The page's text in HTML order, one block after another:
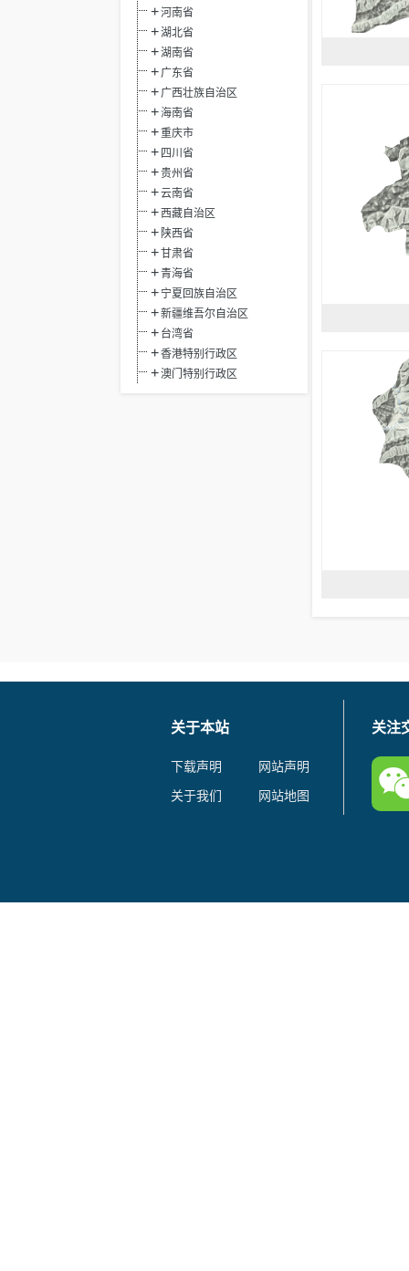
河南省
湖北省
湖南省
广东省
广西壮族自治区
海南省
重庆市
四川省
贵州省
云南省
西藏自治区
陕西省
甘肃省
青海省
宁夏回族自治区
新疆维吾尔自治区
台湾省
香港特别行政区
澳门特别行政区
关于本站
下载声明
网站声明
关于我们
网站地图
关注